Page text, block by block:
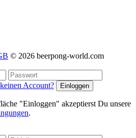
© 2026 beerpong-world.com
Account?
"Einloggen" akzeptierst Du unsere
.